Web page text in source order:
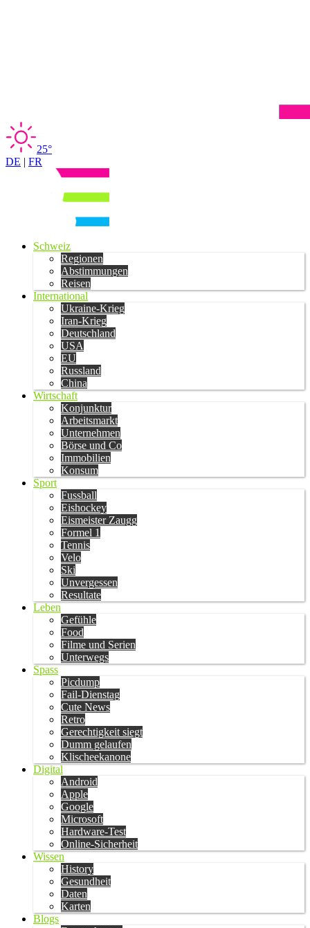
25°
DE | FR
Schweiz
Regionen
Abstimmungen
Reisen
International
Ukraine-Krieg
Iran-Krieg
Deutschland
USA
EU
Russland
China
Wirtschaft
Konjunktur
Arbeitsmarkt
Unternehmen
Börse und Co
Immobilien
Konsum
Sport
Fussball
Eishockey
Eismeister Zaugg
Formel 1
Tennis
Velo
Ski
Unvergessen
Resultate
Leben
Gefühle
Food
Filme und Serien
Unterwegs
Spass
Picdump
Fail-Dienstag
Cute News
Retro
Gerechtigkeit siegt
Dumm gelaufen
Klischeekanone
Digital
Android
Apple
Google
Microsoft
Hardware-Test
Online-Sicherheit
Wissen
History
Gesundheit
Daten
Karten
Blogs